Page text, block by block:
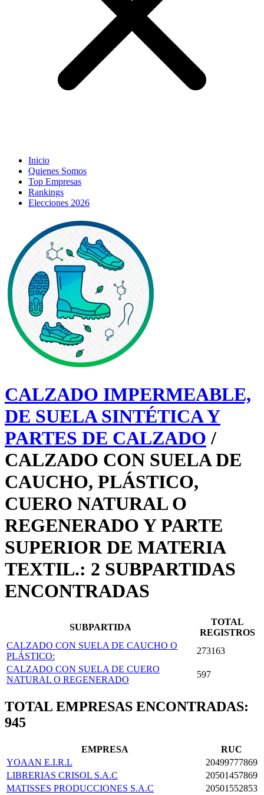
Inicio
Quienes Somos
Top Empresas
Rankings
Elecciones 2026
CALZADO IMPERMEABLE,
DE SUELA SINTÉTICA Y
PARTES DE CALZADO /
CALZADO CON SUELA DE
CAUCHO, PLÁSTICO,
CUERO NATURAL O
REGENERADO Y PARTE
SUPERIOR DE MATERIA
TEXTIL.: 2 SUBPARTIDAS
ENCONTRADAS
SUBPARTIDA
TOTAL
REGISTROS
CALZADO CON SUELA DE CAUCHO O
PLÁSTICO:
273163
CALZADO CON SUELA DE CUERO
NATURAL O REGENERADO
597
TOTAL EMPRESAS ENCONTRADAS:
945
EMPRESA
RUC
YOAAN E.I.R.L
20499777869
LIBRERIAS CRISOL S.A.C
20501457869
MATISSES PRODUCCIONES S.A.C
20501552853